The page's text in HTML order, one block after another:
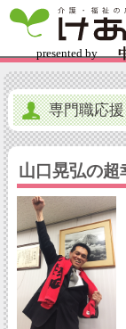
専門職応援
山口晃弘の超